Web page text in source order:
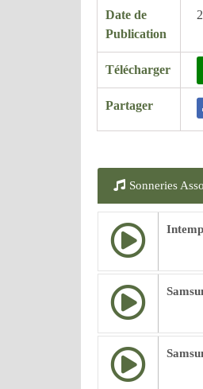
Date de
Publication
Télécharger
Partager
Sonneries